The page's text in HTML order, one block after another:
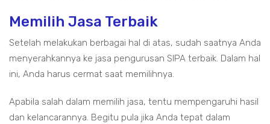
Memilih Jasa Terbaik
Setelah melakukan berbagai hal di atas, sudah saatnya Anda
menyerahkannya ke jasa pengurusan SIPA terbaik. Dalam hal
ini, Anda harus cermat saat memilihnya.
Apabila salah dalam memilih jasa, tentu mempengaruhi hasil
dan kelancarannya. Begitu pula jika Anda tepat dalam